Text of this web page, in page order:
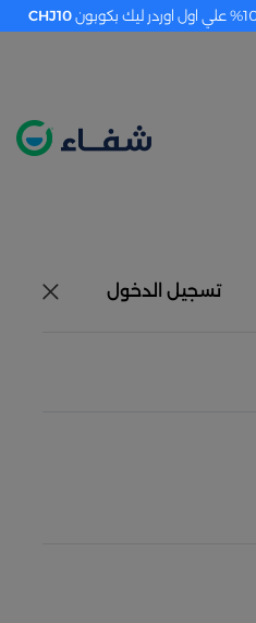
تسجيل الدخول
CHJ10